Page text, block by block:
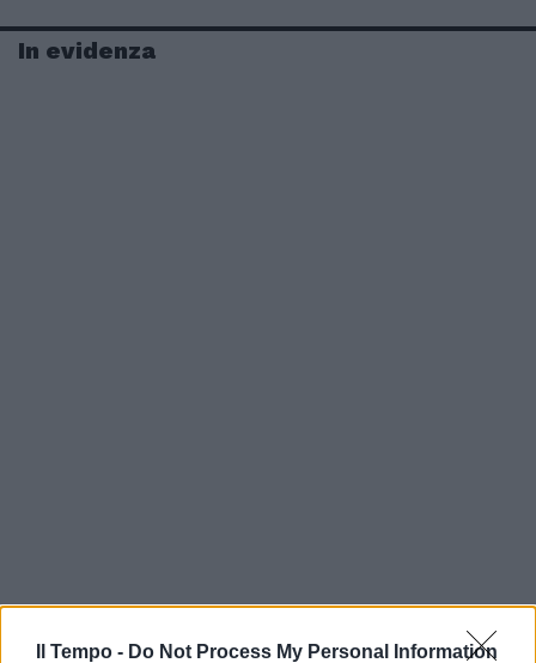
Il Tempo - Do Not Process My Personal Information
In evidenza